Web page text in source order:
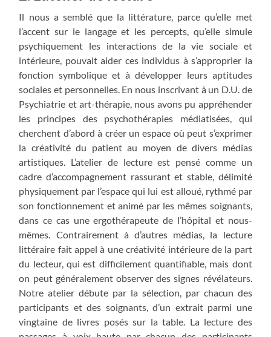
Il nous a semblé que la littérature, parce qu’elle met
l’accent sur le langage et les percepts, qu’elle simule
psychiquement les interactions de la vie sociale et
intérieure, pouvait aider ces individus à s’approprier la
fonction symbolique et à développer leurs aptitudes
sociales et personnelles. En nous inscrivant à un D.U. de
Psychiatrie et art-thérapie, nous avons pu appréhender
les principes des psychothérapies médiatisées, qui
cherchent d’abord à créer un espace où peut s’exprimer
la créativité du patient au moyen de divers médias
artistiques. L’atelier de lecture est pensé comme un
cadre d’accompagnement rassurant et stable, délimité
physiquement par l’espace qui lui est alloué, rythmé par
son fonctionnement et animé par les mêmes soignants,
dans ce cas une ergothérapeute de l’hôpital et nous-
mêmes. Contrairement à d’autres médias, la lecture
littéraire fait appel à une créativité intérieure de la part
du lecteur, qui est difficilement quantifiable, mais dont
on peut généralement observer des signes révélateurs.
Notre atelier débute par la sélection, par chacun des
participants et des soignants, d’un extrait parmi une
vingtaine de livres posés sur la table. La lecture des